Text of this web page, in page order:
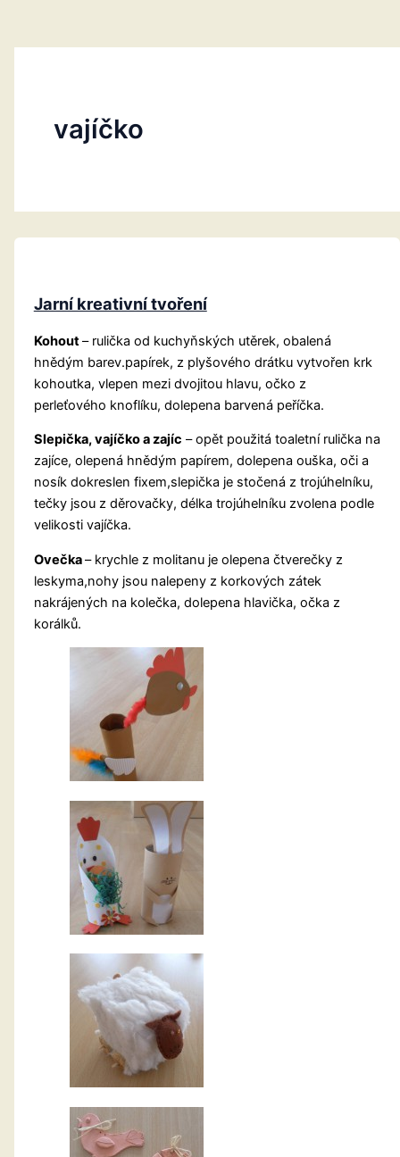
vajíčko
Jarní kreativní tvoření
Kohout – rulička od kuchyňských utěrek, obalená
hnědým barev.papírek, z plyšového drátku vytvořen krk
kohoutka, vlepen mezi dvojitou hlavu, očko z
perleťového knoflíku, dolepena barvená peříčka.
Slepička, vajíčko a zajíc – opět použitá toaletní rulička na
zajíce, olepená hnědým papírem, dolepena ouška, oči a
nosík dokreslen fixem,slepička je stočená z trojúhelníku,
tečky jsou z děrovačky, délka trojúhelníku zvolena podle
velikosti vajíčka.
Ovečka– krychle z molitanu je olepena čtverečky z
leskyma,nohy jsou nalepeny z korkových zátek
nakrájených na kolečka, dolepena hlavička, očka z
korálků.